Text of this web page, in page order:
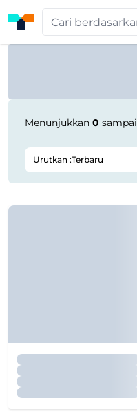
Menunjukkan 0 sampai
Urutkan :Terbaru